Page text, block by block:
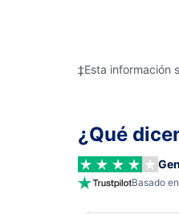
‡Esta información
¿Qué
Basado